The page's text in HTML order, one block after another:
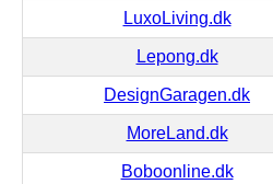
LuxoLiving.dk
Lepong.dk
DesignGaragen.dk
MoreLand.dk
Boboonline.dk